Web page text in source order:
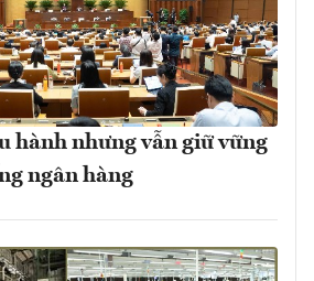
hành nhưng vẫn giữ vững
ngân hàng